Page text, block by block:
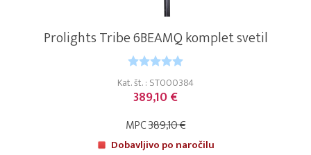
Prolights Tribe 6BEAMQ komplet svetil
Kat. št. : ST000384
389,10 €
MPC389,10 €
Dobavljivo po naročilu